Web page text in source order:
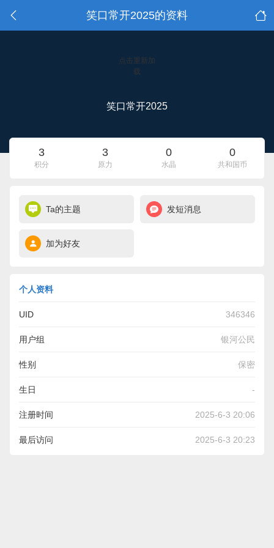
笑口常开2025的资料
点击重新加
载
笑口常开2025
3
积分
3
原力
0
水晶
0
共和国币
Ta的主题 发短消息
加为好友
个人资料
UID 346346
用户组 银河公民
性别 保密
生日 -
注册时间 2025-6-3 20:06
最后访问 2025-6-3 20:23